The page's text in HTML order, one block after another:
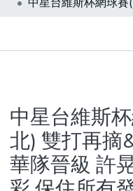
Statistics
中星台維斯
北) 雙打再摘
華隊晉級 許